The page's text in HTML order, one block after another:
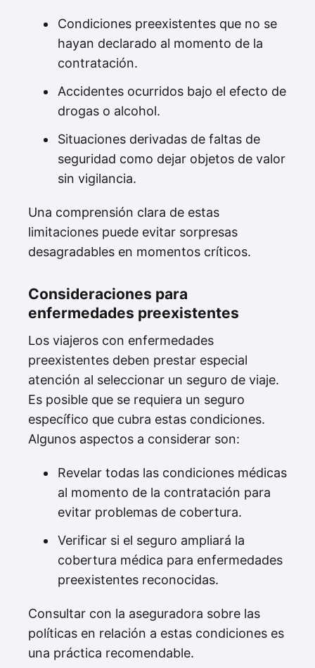
Condiciones preexistentes que no se
hayan declarado al momento de la
contratación.
Accidentes ocurridos bajo el efecto de
drogas o alcohol.
Situaciones derivadas de faltas de
seguridad como dejar objetos de valor
sin vigilancia.
Una comprensión clara de estas
limitaciones puede evitar sorpresas
desagradables en momentos críticos.
Consideraciones para
enfermedades preexistentes
Los viajeros con enfermedades
preexistentes deben prestar especial
atención al seleccionar un seguro de viaje.
Es posible que se requiera un seguro
específico que cubra estas condiciones.
Algunos aspectos a considerar son:
Revelar todas las condiciones médicas
al momento de la contratación para
evitar problemas de cobertura.
Verificar si el seguro ampliará la
cobertura médica para enfermedades
preexistentes reconocidas.
Consultar con la aseguradora sobre las
políticas en relación a estas condiciones es
una práctica recomendable.